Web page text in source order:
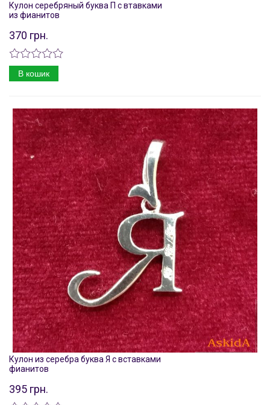
Кулон серебряный буква П с втавками
из фианитов
370 грн.
В кошик
Кулон из серебра буква Я с вставками
фианитов
395 грн.